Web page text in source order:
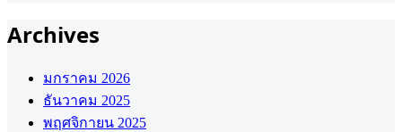
Archives
มกราคม 2026
ธันวาคม 2025
พฤศจิกายน 2025